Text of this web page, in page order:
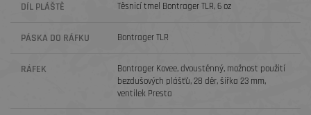
DÍL PLÁŠTĚ Těsnicí tmel Bontrager TLR, 6 oz
PÁSKA DO RÁFKU Bontrager TLR
RÁFEK
Bontrager Kovee, dvoustěnný, možnost použití
bezdušových plášťů, 28 děr, šířka 23 mm,
ventilek Presta